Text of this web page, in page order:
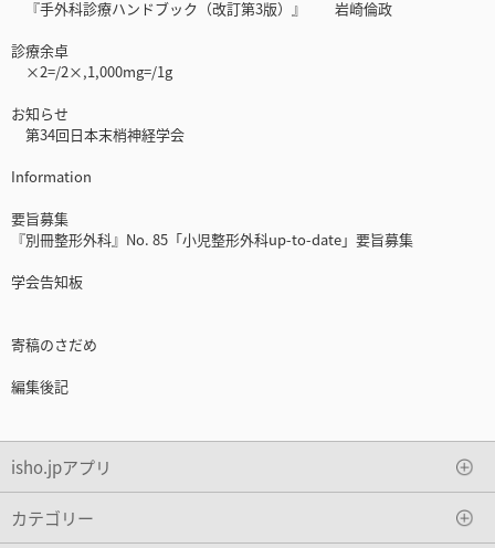
『手外科診療ハンドブック（改訂第3版）』 岩崎倫政
診療余卓
×2=/2×,1,000mg=/1g
お知らせ
第34回日本末梢神経学会
Information
要旨募集
『別冊整形外科』No. 85「小児整形外科up-to-date」要旨募集
学会告知板
寄稿のさだめ
編集後記
isho.jpアプリ
カテゴリー